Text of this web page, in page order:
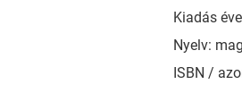
Kiadás
Nyelv:
ISBN /